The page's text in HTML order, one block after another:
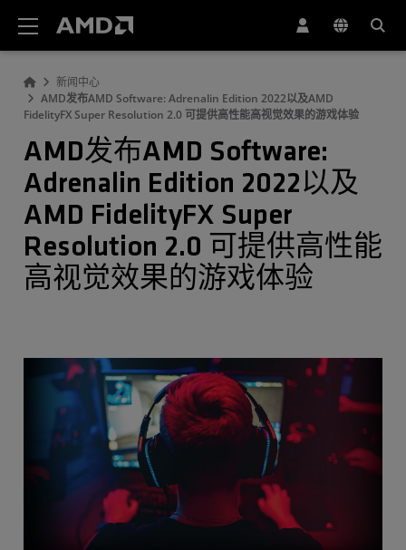
新闻中心
AMD发布AMD Software: Adrenalin Edition 2022以及AMD
FidelityFX Super Resolution 2.0 可提供高性能高视觉效果的游戏体验
AMD发布AMD Software:
Adrenalin Edition 2022以及
AMD FidelityFX Super
Resolution 2.0 可提供高性能
高视觉效果的游戏体验